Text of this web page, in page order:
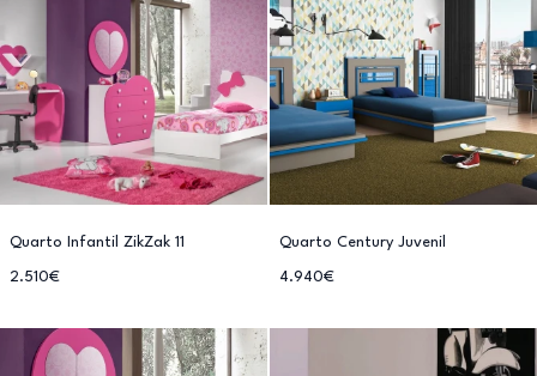
Quarto Infantil ZikZak 11
2.510€
Quarto Century Juvenil
4.940€